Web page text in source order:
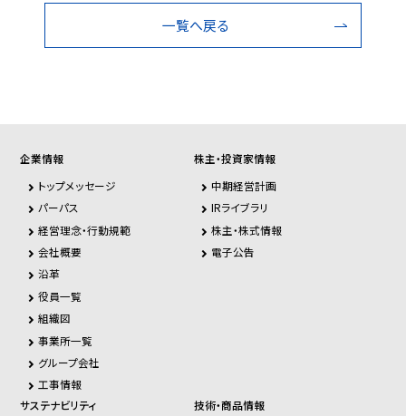
一覧へ戻る
企業情報
トップメッセージ
パーパス
経営理念・行動規範
会社概要
沿革
役員一覧
組織図
事業所一覧
グループ会社
工事情報
株主・投資家情報
中期経営計画
IRライブラリ
株主・株式情報
電子公告
サステナビリティ
技術・商品情報